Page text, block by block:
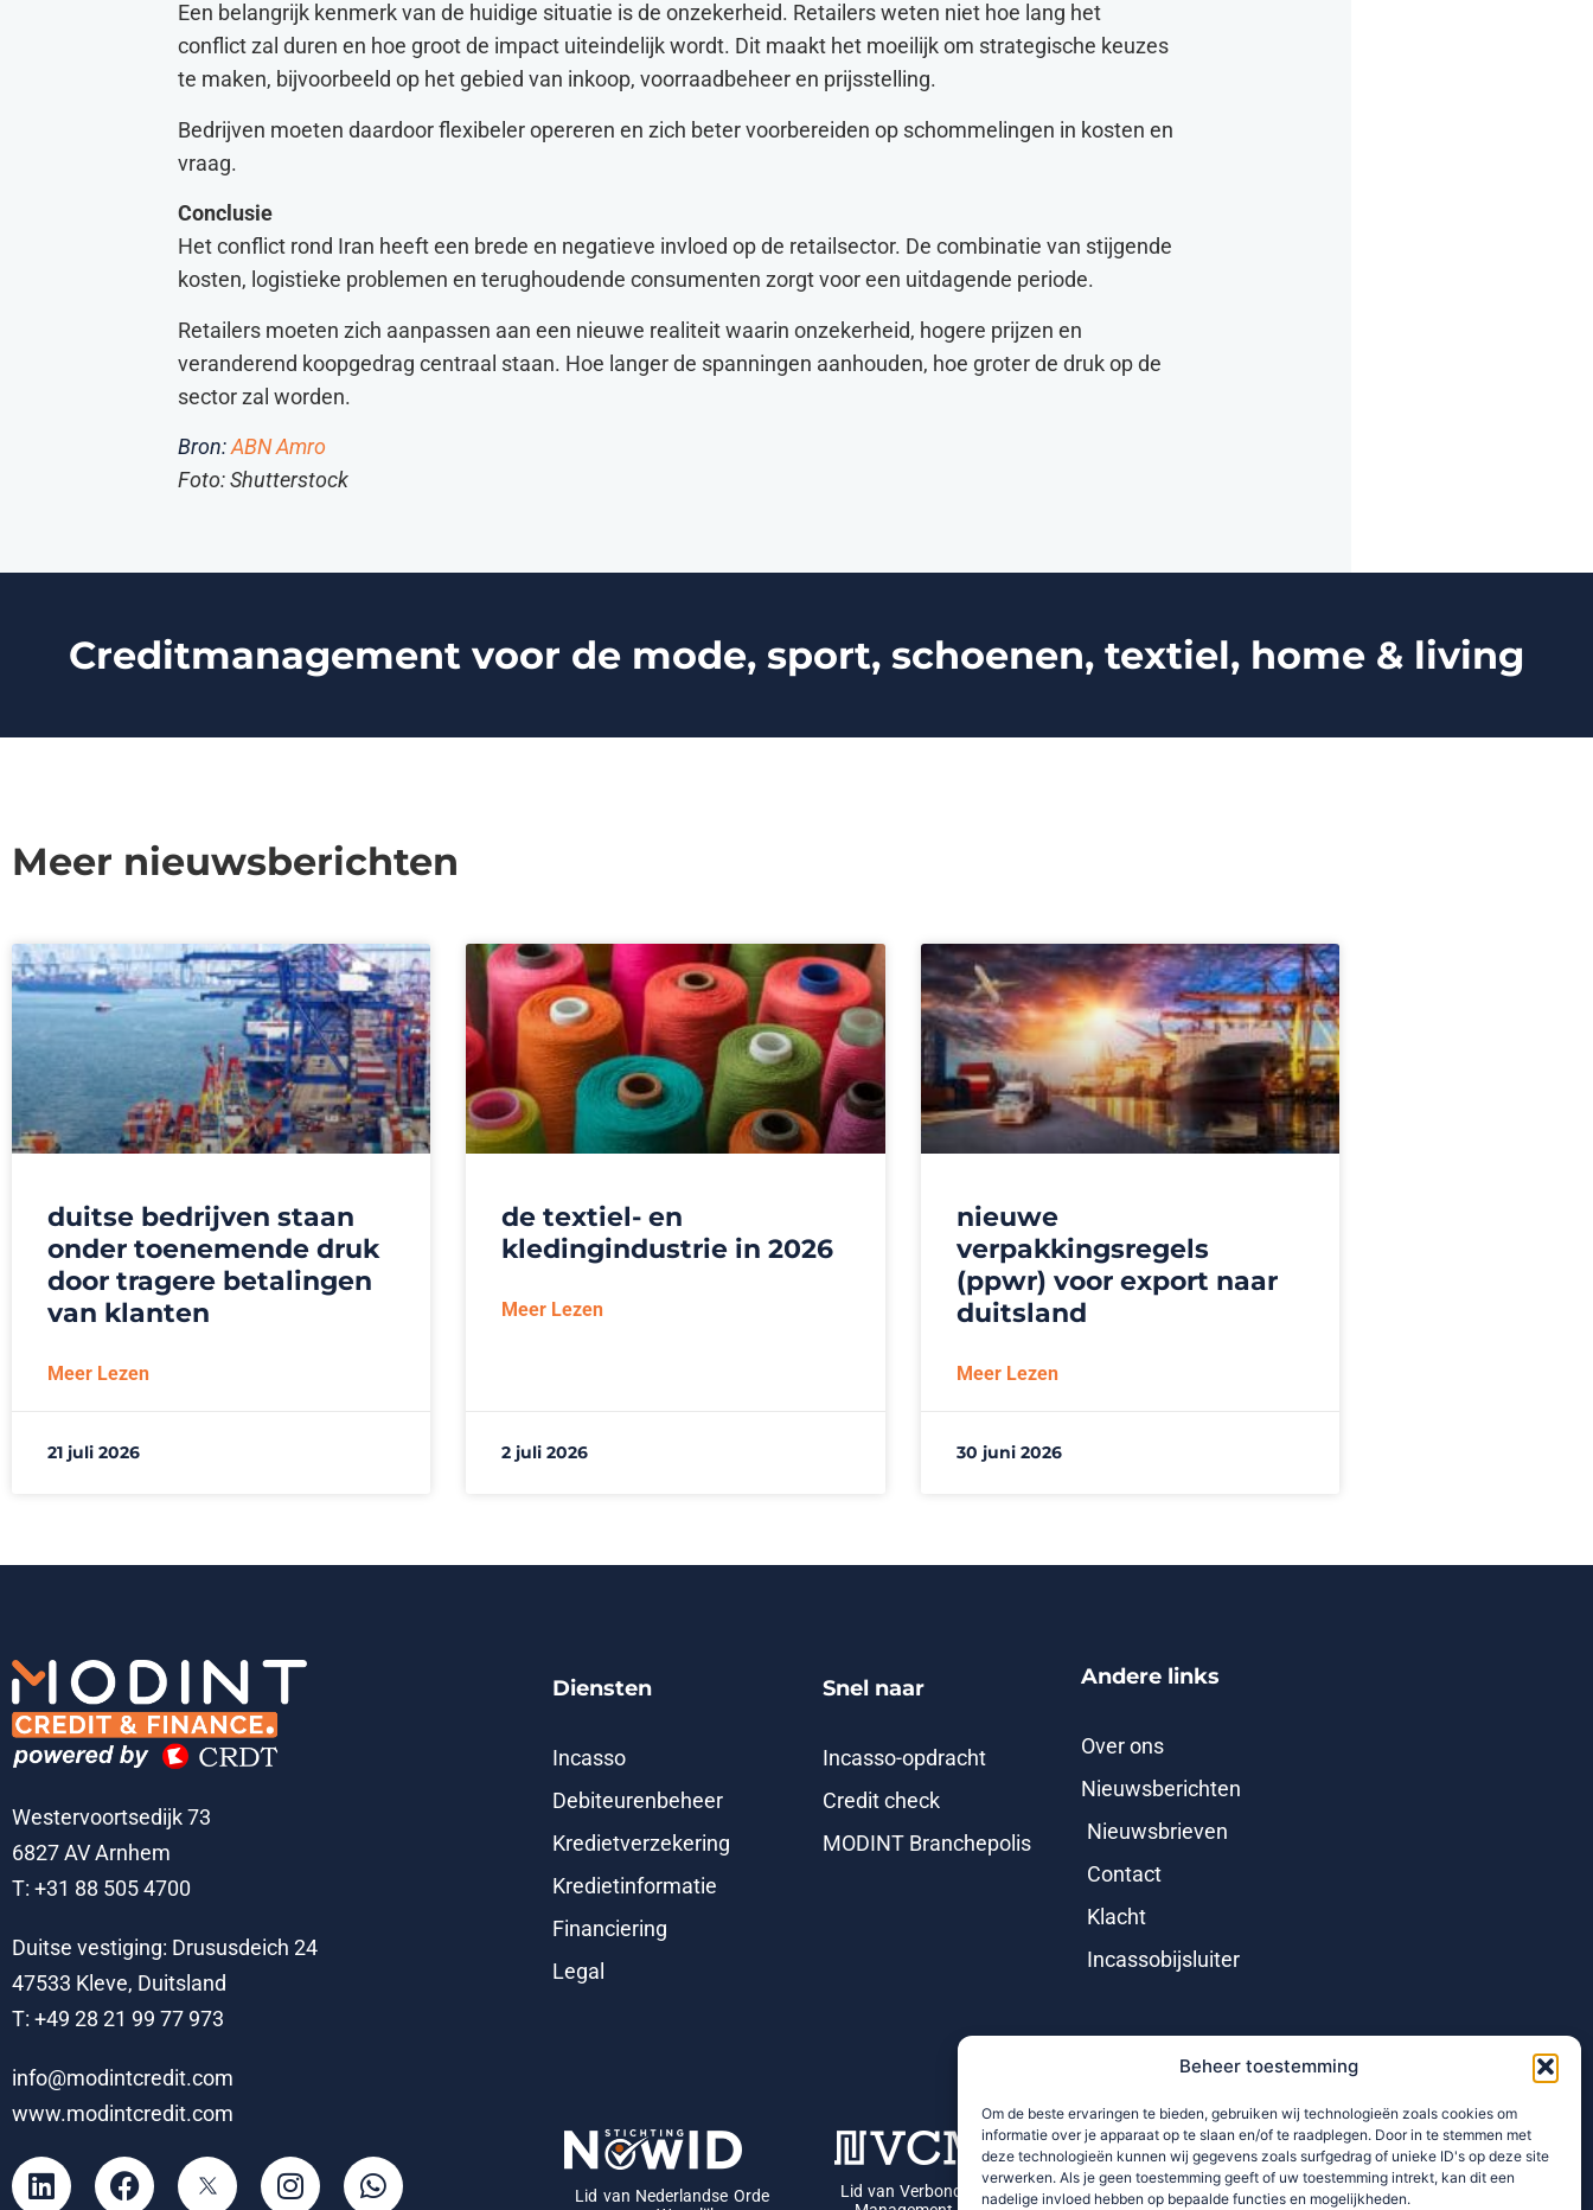
Beheer toestemming
Om de beste ervaringen te bieden, gebruiken wij technologieën zoals cookies om
informatie over je apparaat op te slaan en/of te raadplegen. Door in te stemmen met
deze technologieën kunnen wij gegevens zoals surfgedrag of unieke ID's op deze site
verwerken. Als je geen toestemming geeft of uw toestemming intrekt, kan dit een
nadelige invloed hebben op bepaalde functies en mogelijkheden.
Een belangrijk kenmerk van de huidige situatie is de onzekerheid. Retailers weten niet hoe lang het
conflict zal duren en hoe groot de impact uiteindelijk wordt. Dit maakt het moeilijk om strategische keuzes
te maken, bijvoorbeeld op het gebied van inkoop, voorraadbeheer en prijsstelling.
Bedrijven moeten daardoor flexibeler opereren en zich beter voorbereiden op schommelingen in kosten en
vraag.
Conclusie
Het conflict rond Iran heeft een brede en negatieve invloed op de retailsector. De combinatie van stijgende
kosten, logistieke problemen en terughoudende consumenten zorgt voor een uitdagende periode.
Retailers moeten zich aanpassen aan een nieuwe realiteit waarin onzekerheid, hogere prijzen en
veranderend koopgedrag centraal staan. Hoe langer de spanningen aanhouden, hoe groter de druk op de
sector zal worden.
Bron: ABN Amro
Foto: Shutterstock
Creditmanagement voor de mode, sport, schoenen, textiel, home & living
Meer nieuwsberichten
duitse bedrijven staan
onder toenemende druk
door tragere betalingen
van klanten
Meer Lezen
21 juli 2026
de textiel- en
kledingindustrie in 2026
Meer Lezen
2 juli 2026
nieuwe
verpakkingsregels
(ppwr) voor export naar
duitsland
Meer Lezen
30 juni 2026
Westervoortsedijk 73
6827 AV Arnhem
T: +31 88 505 4700
Duitse vestiging: Drususdeich 24
47533 Kleve, Duitsland
T: +49 28 21 99 77 973
info@modintcredit.com
www.modintcredit.com
Diensten
Incasso
Debiteurenbeheer
Kredietverzekering
Kredietinformatie
Financiering
Legal
Lid van Nederlandse Orde
Snel naar
Incasso-opdracht
Credit check
MODINT Branchepolis
Lid van Verbond van Credit
Andere links
Over ons
Nieuwsberichten
Nieuwsbrieven
Contact
Klacht
Incassobijsluiter